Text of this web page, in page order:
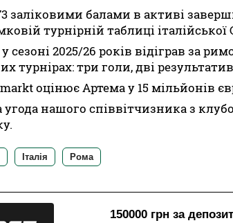
заліковими балами в активі
турнірній таблиці італійської
сезоні 2025/26 років відіграв за
турнірах: три голи, дві
оцінює Артема у 15 мільйонів
угода нашого співвітчизника з
Італія Рома
150000 грн за депозит